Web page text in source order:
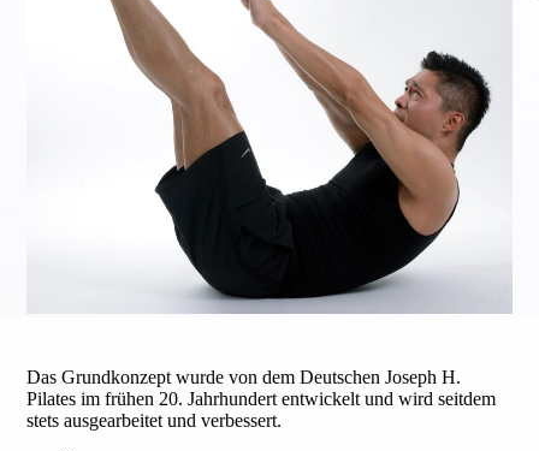
Das Grundkonzept wurde von dem Deutschen Joseph H.
Pilates im frühen 20. Jahrhundert entwickelt und wird seitdem
stets ausgearbeitet und verbessert.